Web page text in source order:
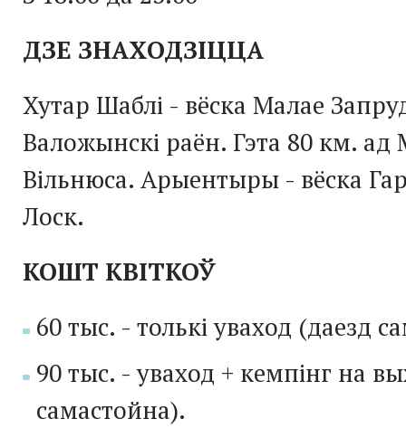
ДЗЕ ЗНАХОДЗІЦЦА
Хутар Шаблі - вёска Малае
Валожынскі раён. Гэта 80 км. ад
Вільнюса. Арыентыры - вёска
Лоск.
КОШТ КВІТКОЎ
60 тыс. - толькі уваход (даезд
90 тыс. - уваход + кемпінг на
самастойна).